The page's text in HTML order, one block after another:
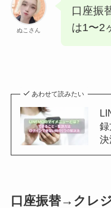
ぬこさん
口座振
は1〜2
あわせて読みたい
録
決
口座振替→クレ